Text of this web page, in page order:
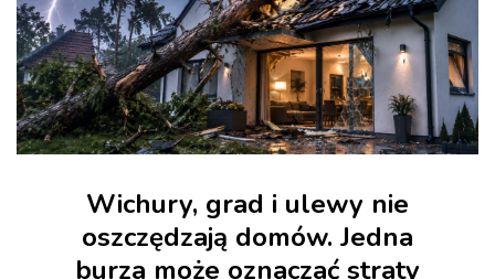
Wichury, grad i ulewy nie
oszczędzają domów. Jedna
burza może oznaczać straty